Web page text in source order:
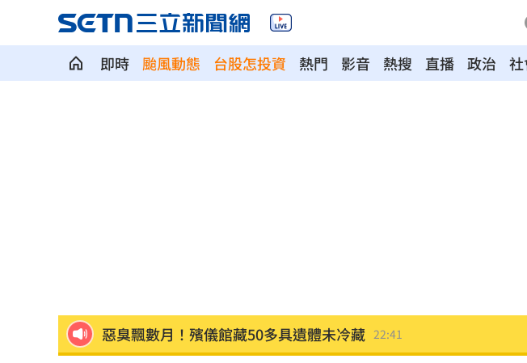
即時 颱風動態 台股怎投資 熱門 影音 熱搜 直播 政治
惡臭飄數月！殯儀館藏50多具遺體未冷藏 22:41